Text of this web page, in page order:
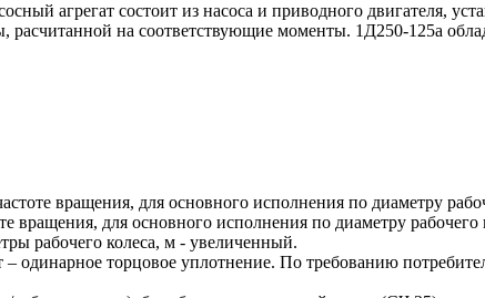
агрегат состоит из насоса и приводного двигателя,
на соответствующие моменты. 1Д250-125а
вращения, для основного исполнения по диаметру
для основного исполнения по диаметру рабочего
рабочего колеса, м - увеличенный.
одинарное торцовое уплотнение. По требованию